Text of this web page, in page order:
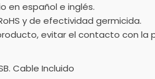
en español e inglés.
y de efectividad germicida.
evitar el contacto con la
Cable Incluido